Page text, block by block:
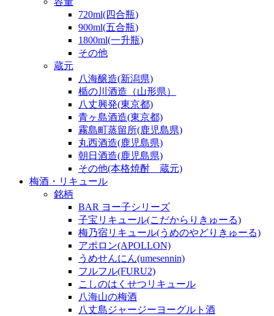
720ml(四合瓶)
900ml(五合瓶)
1800ml(一升瓶)
その他
蔵元
八海醸造(新潟県)
楯の川酒造（山形県）
八丈興発(東京都)
青ヶ島酒造(東京都)
霧島町蒸留所(鹿児島県)
丸西酒造(鹿児島県)
朝日酒造(鹿児島県)
その他(本格焼酎 蔵元)
梅酒・リキュール
銘柄
BAR ヨー子シリーズ
子宝リキュール(こだからりきゅーる)
梅乃宿リキュール(うめのやどりきゅーる)
アポロン(APOLLON)
うめせんにん(umesennin)
フルフル(FURU2)
こしのはくせつリキュール
八海山の梅酒
八丈島ジャージーヨーグルト酒